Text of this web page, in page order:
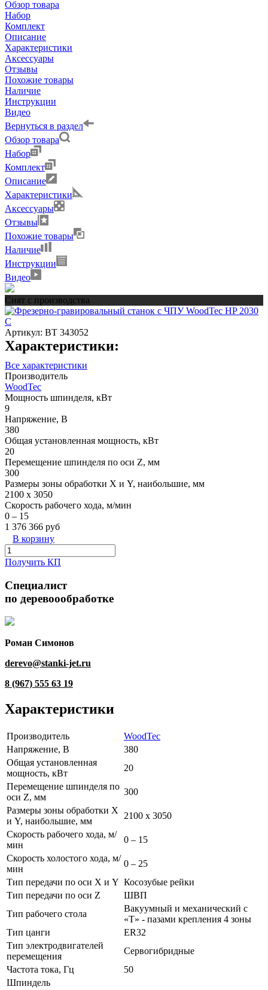
Обзор товара
Набор
Комплект
Описание
Характеристики
Аксессуары
Отзывы
Похожие товары
Наличие
Инструкции
Видео
Вернуться в раздел
Обзор товара
Набор
Комплект
Описание
Характеристики
Аксессуары
Отзывы
Похожие товары
Наличие
Инструкции
Видео
Снят с производства
Артикул: ВТ 343052
Характеристики:
Все характеристики
Производитель
WoodTec
Мощность шпинделя, кВт
9
Напряжение, В
380
Общая установленная мощность, кВт
20
Перемещение шпинделя по оси Z, мм
300
Размеры зоны обработки X и Y, наибольшие, мм
2100 х 3050
Скорость рабочего хода, м/мин
0 – 15
1 376 366 руб
В корзину
Получить КП
Специалист
по деревоообработке
Роман Симонов
derevo@stanki-jet.ru
8 (967) 555 63 19
Характеристики
Производитель
WoodTec
Напряжение, В
380
Общая установленная
мощность, кВт
20
Перемещение шпинделя по
оси Z, мм
300
Размеры зоны обработки X
и Y, наибольшие, мм
2100 х 3050
Скорость рабочего хода, м/
мин
0 – 15
Скорость холостого хода, м/
мин
0 – 25
Тип передачи по оси X и Y Косозубые рейки
Тип передачи по оси Z
ШВП
Тип рабочего стола
Вакуумный и механический с
«Т» - пазами крепления 4 зоны
Тип цанги
ER32
Тип электродвигателей
перемещения
Сервогибридные
Частота тока, Гц
50
Шпиндель